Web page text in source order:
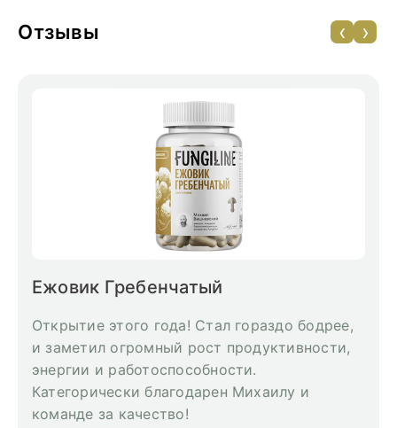
Отзывы
Ежовик Гребенчатый
Открытие этого года! Стал гораздо бодрее,
и заметил огромный рост продуктивности,
энергии и работоспособности.
Категорически благодарен Михаилу и
команде за качество!
‹ ›